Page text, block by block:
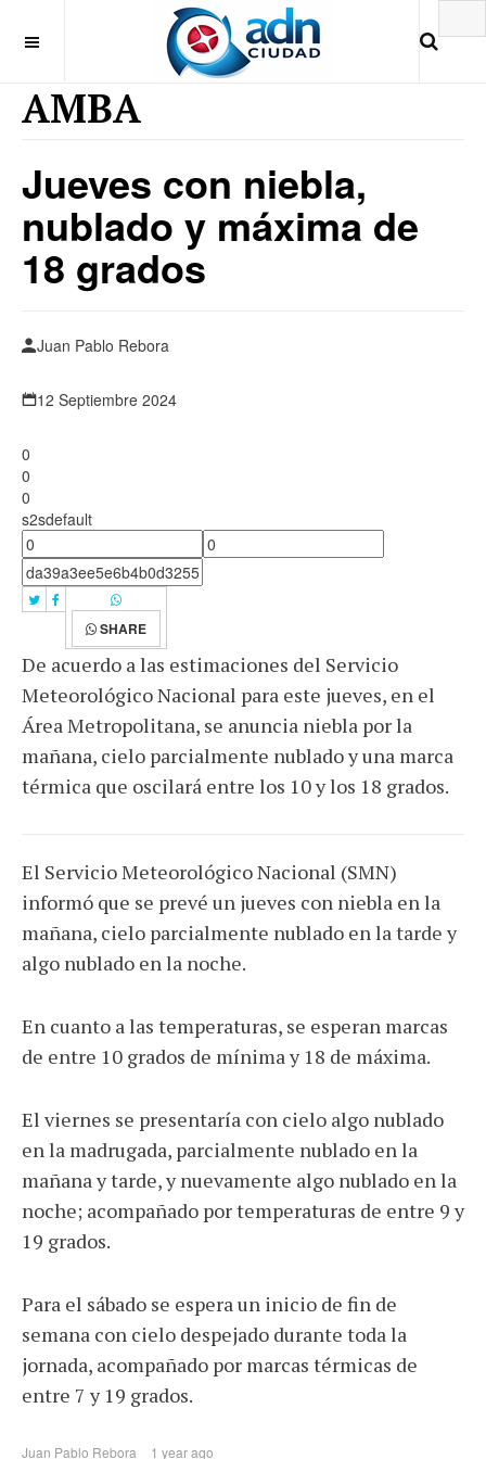
AMBA
Jueves con niebla,
nublado y máxima de
18 grados
Juan Pablo Rebora
12 Septiembre 2024
0
0
0
s2sdefault
SHARE
De acuerdo a las estimaciones del Servicio
Meteorológico Nacional para este jueves, en el
Área Metropolitana, se anuncia niebla por la
mañana, cielo parcialmente nublado y una marca
térmica que oscilará entre los 10 y los 18 grados.
El Servicio Meteorológico Nacional (SMN)
informó que se prevé un jueves con niebla en la
mañana, cielo parcialmente nublado en la tarde y
algo nublado en la noche.
En cuanto a las temperaturas, se esperan marcas
de entre 10 grados de mínima y 18 de máxima.
El viernes se presentaría con cielo algo nublado
en la madrugada, parcialmente nublado en la
mañana y tarde, y nuevamente algo nublado en la
noche; acompañado por temperaturas de entre 9 y
19 grados.
Para el sábado se espera un inicio de fin de
semana con cielo despejado durante toda la
jornada, acompañado por marcas térmicas de
entre 7 y 19 grados.
Juan Pablo Rebora 1 year ago